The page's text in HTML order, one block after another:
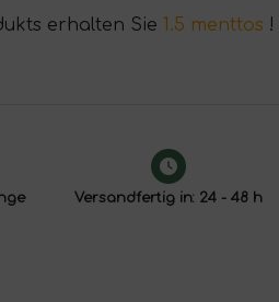
erhalten Sie 1.5 menttos !
Versandfertig in: 24 - 48 h